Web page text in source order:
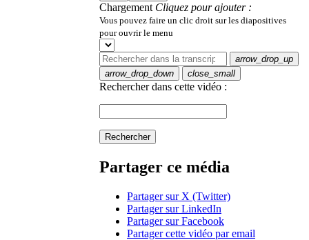
Chargement Cliquez pour ajouter :
Vous pouvez faire un clic droit sur les diapositives
pour ouvrir le menu
arrow_drop_up
arrow_drop_down
close_small
Rechercher dans cette vidéo :
Rechercher
Partager ce média
Partager sur X (Twitter)
Partager sur LinkedIn
Partager sur Facebook
Partager cette vidéo par email